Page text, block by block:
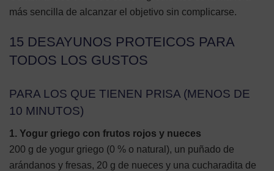
más sencilla de alcanzar el objetivo sin complicarse.
15 DESAYUNOS PROTEICOS PARA
TODOS LOS GUSTOS
PARA LOS QUE TIENEN PRISA (MENOS DE
10 MINUTOS)
1. Yogur griego con frutos rojos y nueces
200 g de yogur griego (0 % o natural), un puñado de
arándanos y fresas, 20 g de nueces y una cucharadita de